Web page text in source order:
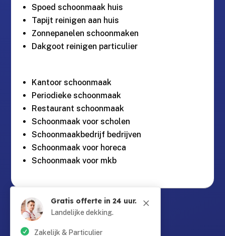
Spoed schoonmaak huis
Tapijt reinigen aan huis
Zonnepanelen schoonmaken
Dakgoot reinigen particulier
Kantoor schoonmaak
Periodieke schoonmaak
Restaurant schoonmaak
Schoonmaak voor scholen
Schoonmaakbedrijf bedrijven
Schoonmaak voor horeca
Schoonmaak voor mkb

Guntersteinweg 377,
2531KA Den Haag
M
Gratis offerte in 24 uur.
Landelijke dekking.
Zakelijk & Particulier